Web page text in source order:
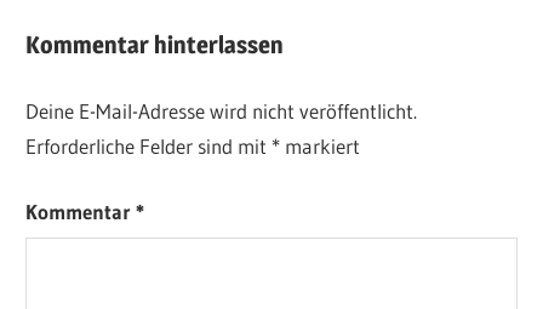
Kommentar hinterlassen
Deine E-Mail-Adresse wird nicht veröffentlicht.
Erforderliche Felder sind mit * markiert
Kommentar*